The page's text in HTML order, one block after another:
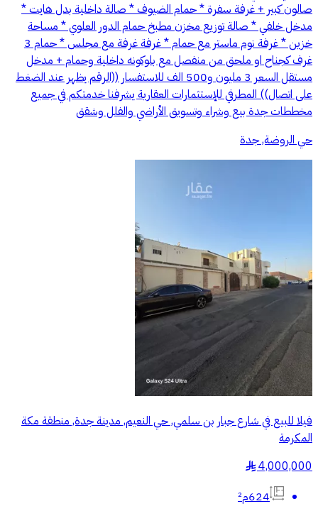
صالون كبير + غرفة سفرة * حمام الضيوف * صالة داخلية بدل هايت *
مدخل خلفي * صالة توزيع مخزن مطبخ حمام الدور العلوي * مساحة
خزين * غرفة نوم ماستر مع حمام * غرفة غرفة مع مجلس * حمام 3
غرف كجناح او ملحق من منفصل مع بلوكونه داخلية وحمام + مدخل
مستقل السعر 3 مليون و500 الف للاستفسار ((الرقم يظهر عند الضغط
على اتصال)) المطرفي للإستثمارات العقارية يشرفنا خدمتكم في جميع
مخططات جدة بيع وشراء وتسويق الأراضي والفلل وشقق
حي الروضة, جدة
فيلا للبيع في شارع جبار بن سلمي, حي النعيم, مدينة جدة, منطقة مكة
المكرمة
4,000,000
§
624م²